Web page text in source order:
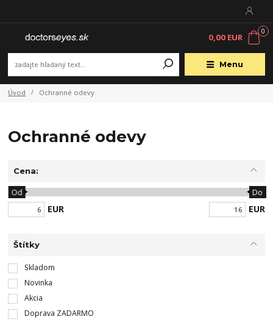
Menu
0
0,00 EUR
Úvod Ochranné odevy
Ochranné odevy
Cena:
EUR
Od Do
EUR
Štítky
Skladom
Novinka
Akcia
Doprava ZADARMO